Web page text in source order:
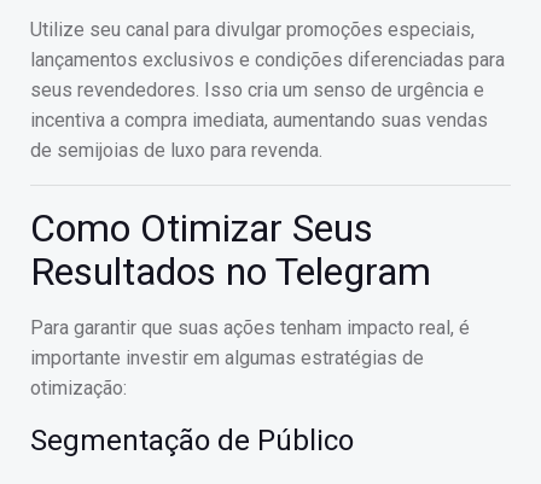
Utilize seu canal para divulgar promoções especiais,
lançamentos exclusivos e condições diferenciadas para
seus revendedores. Isso cria um senso de urgência e
incentiva a compra imediata, aumentando suas vendas
de semijoias de luxo para revenda.
Como Otimizar Seus
Resultados no Telegram
Para garantir que suas ações tenham impacto real, é
importante investir em algumas estratégias de
otimização:
Segmentação de Público